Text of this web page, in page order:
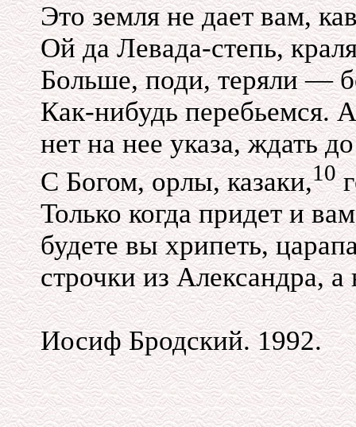
Это земля не дает вам,
Ой даЛевада-степь,
Больше, поди, теряли —
Как-нибудьперебьемся.
нет на нее указа, ждать
С Богом, орлы, казаки,10
Только когда придет и
будете вы хрипеть,
строчки из Александра,
Иосиф Бродский. 1992.